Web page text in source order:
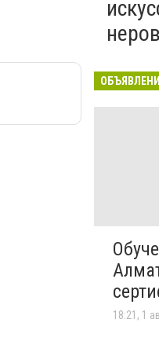
18:21, 1